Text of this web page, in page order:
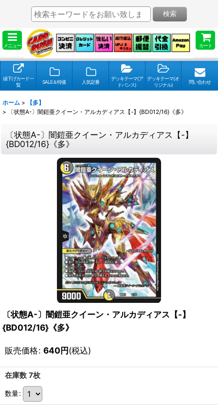
メニュー カート
検索
値下げカード一
覧
SALE＆特価 人気定番
デッキテーマ(ア
ドバンス)
デッキテーマ(オ
リジナル)
問い合わせ
ホーム >
【多】
>
〔状態A-〕闇鎧亜クイーン・アルカディアス【-】{BD012/16}《多》
〔状態A-〕闇鎧亜クイーン・アルカディアス【-】
{BD012/16}《多》
〔状態A-〕闇鎧亜クイーン・アルカディアス【-】
{BD012/16}《多》
販売価格: 640円(税込)
在庫数 7枚
数量: